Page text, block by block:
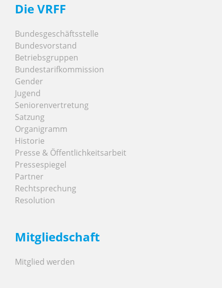
Die VRFF
Bundesgeschäftsstelle
Bundesvorstand
Betriebsgruppen
Bundestarifkommission
Gender
Jugend
Seniorenvertretung
Satzung
Organigramm
Historie
Presse & Öffentlichkeitsarbeit
Pressespiegel
Partner
Rechtsprechung
Resolution
Mitgliedschaft
Mitglied werden